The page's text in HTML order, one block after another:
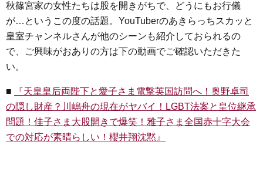
秋篠宮家の女性たちは股を開きがちで、どうにもお行儀
が…というこの度の話題。YouTuberのあきらっちスカッと
皇室チャンネルさんが他のシーンも紹介しておられるの
で、ご興味がおありの方は下の動画でご確認いただきた
い。
■
『天皇皇后両陛下と愛子さま電撃英国訪問へ！奥野卓司
の隠し財産？川嶋舟の現在がヤバイ！LGBT法案と皇位継承
問題！佳子さま大股開きで爆笑！雅子さま全国赤十字大会
での対応が素晴らしい！櫻井翔沈黙』